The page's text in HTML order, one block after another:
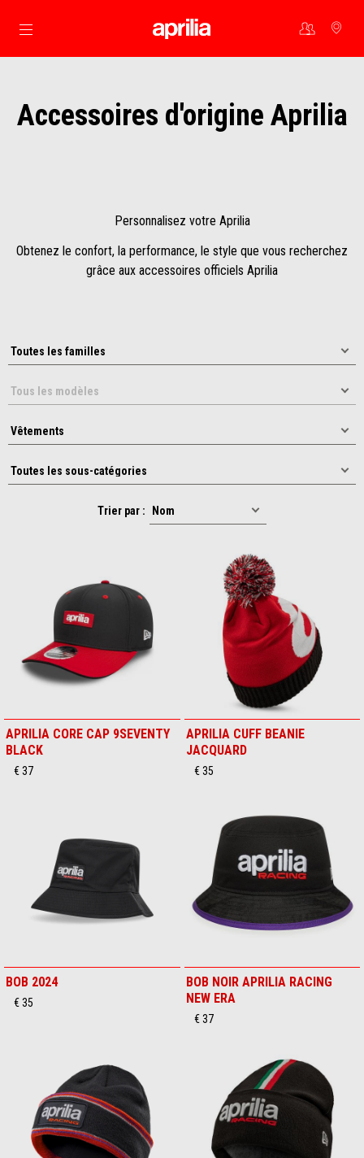
Aller au contenu principal
Accessoires d'origine Aprilia
Personnalisez votre Aprilia
Obtenez le confort, la performance, le style que vous recherchez
grâce aux accessoires officiels Aprilia
Trier par :
APRILIA CORE CAP 9SEVENTY
BLACK
€ 37
APRILIA CUFF BEANIE
JACQUARD
€ 35
BOB 2024
€ 35
BOB NOIR APRILIA RACING
NEW ERA
€ 37